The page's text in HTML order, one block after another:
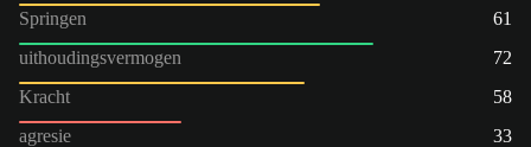
Springen
61
uithoudingsvermogen
72
Kracht
58
agresie
33